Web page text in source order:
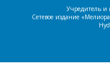
Учредитель
Сетевое издание